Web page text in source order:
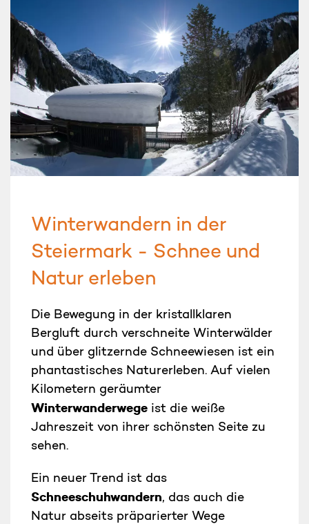
Winterwandern in der
Steiermark - Schnee und
Natur erleben
Die Bewegung in der kristallklaren
Bergluft durch verschneite Winterwälder
und über glitzernde Schneewiesen ist ein
phantastisches Naturerleben. Auf vielen
Kilometern geräumter
Winterwanderwege ist die weiße
Jahreszeit von ihrer schönsten Seite zu
sehen.
Ein neuer Trend ist das
Schneeschuhwandern, das auch die
Natur abseits präparierter Wege